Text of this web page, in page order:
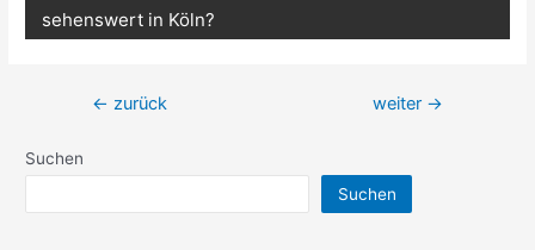
sehenswert in Köln?
Beitragsnavigation
← zurück weiter →
Suchen
Suchen